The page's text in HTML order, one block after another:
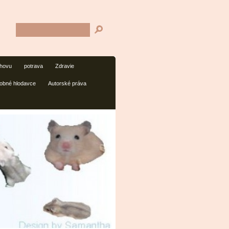
potrava Zdravie
hlodavce Autorské práva